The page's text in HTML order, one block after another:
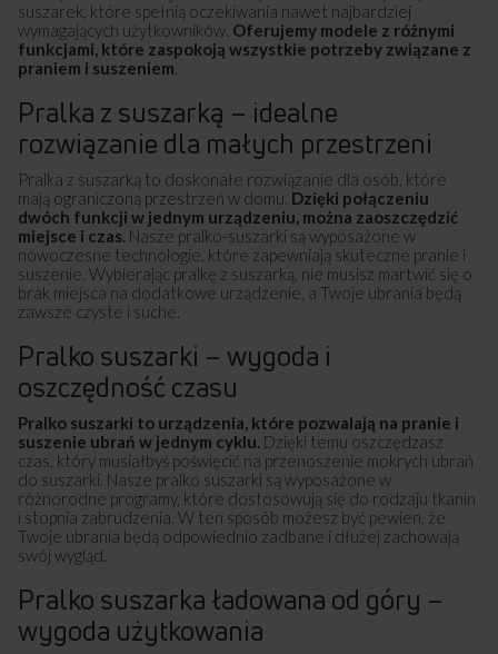
suszarek, które spełnią oczekiwania nawet najbardziej
wymagających użytkowników. Oferujemy modele z różnymi
funkcjami, które zaspokoją wszystkie potrzeby związane z
praniem i suszeniem
Pralka z suszarką – idealne
rozwiązanie dla małych przestrzeni
Pralka z suszarką to doskonałe rozwiązanie dla osób, które
mają ograniczoną przestrzeń w domu. Dzięki połączeniu
dwóch funkcji w jednym urządzeniu, można zaoszczędzić
miejsce i czas. Nasze pralko-suszarki są wyposażone w
nowoczesne technologie, które zapewniają skuteczne pranie i
suszenie. Wybierając pralkę z suszarką, nie musisz martwić się o
brak miejsca na dodatkowe urządzenie, a Twoje ubrania będą
zawsze czyste i suche.
Pralko suszarki – wygoda i
oszczędność czasu
Pralko suszarki to urządzenia, które pozwalają na pranie i
suszenie ubrań w jednym cyklu. Dzięki temu oszczędzasz
czas, który musiałbyś poświęcić na przenoszenie mokrych ubrań
do suszarki. Nasze pralko suszarki są wyposażone w
różnorodne programy, które dostosowują się do rodzaju tkanin
i stopnia zabrudzenia. W ten sposób możesz być pewien, że
Twoje ubrania będą odpowiednio zadbane i dłużej zachowają
swój wygląd.
Pralko suszarka ładowana od góry –
wygoda użytkowania